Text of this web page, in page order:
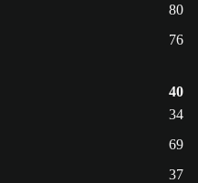
80
76
40
34
69
37